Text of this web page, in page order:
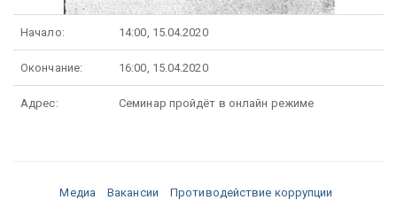
Начало: 14:00, 15.04.2020
Окончание: 16:00, 15.04.2020
Адрес: Семинар пройдёт в онлайн режиме
Медиа Вакансии
Противодействие коррупции